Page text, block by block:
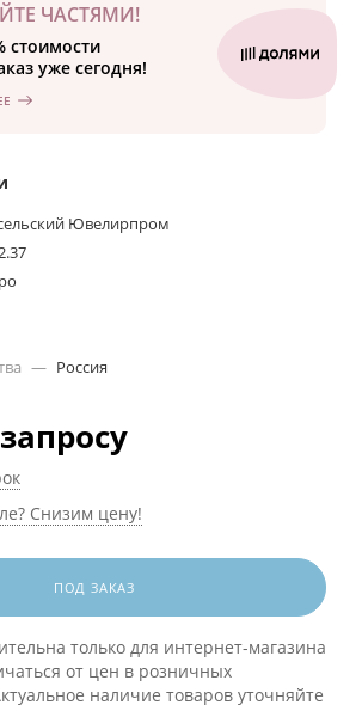
ЧАСТЯМИ!
стоимости
уже сегодня!
Ювелирпром
— Россия
Снизим цену!
ПОД ЗАКАЗ
только для интернет-магазина
от цен в розничных
наличие товаров уточняйте